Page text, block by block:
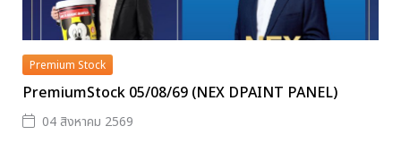
Premium Stock
PremiumStock 05/08/69 (NEX DPAINT PANEL)
04 สิงหาคม 2569